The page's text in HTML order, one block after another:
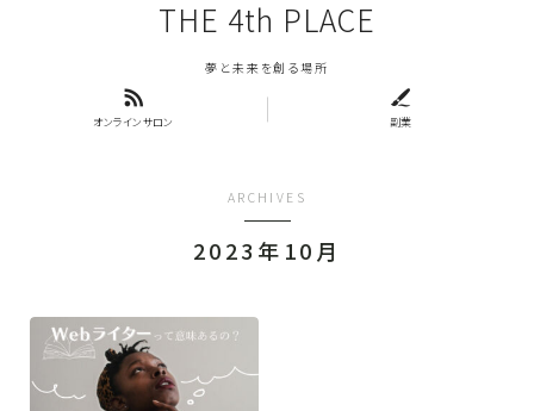
THE 4th PLACE
夢と未来を創る場所
オンラインサロン 副業
ARCHIVES
2023年10月